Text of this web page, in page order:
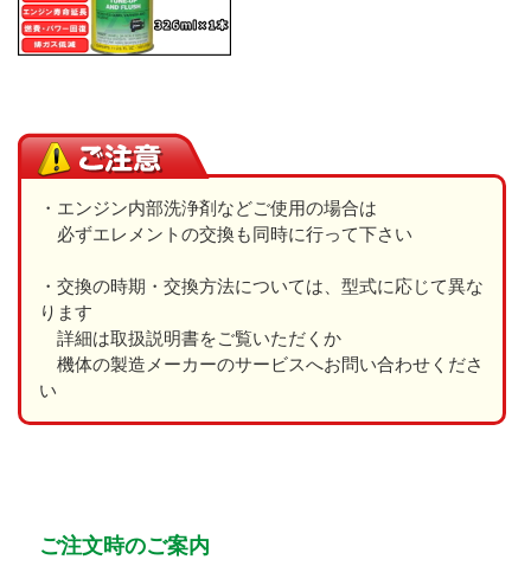
・エンジン内部洗浄剤などご使用の場合は
必ずエレメントの交換も同時に行って下さい
・交換の時期・交換方法については、型式に応じて異な
ります
詳細は取扱説明書をご覧いただくか
機体の製造メーカーのサービスへお問い合わせくださ
い
ご注文時のご案内